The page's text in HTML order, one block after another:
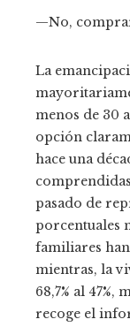
—No,
La
menos de 30
opción
hace una
pasado de
porcentuales
familiares han
mientras, la
68,7% al 47%,
recoge el